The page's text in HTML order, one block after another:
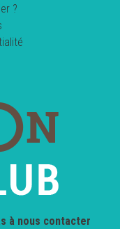
?
à nous contacter